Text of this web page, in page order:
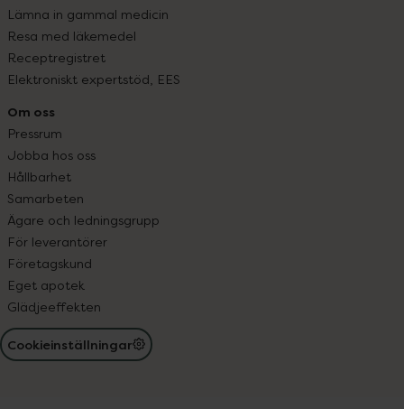
Lämna in gammal medicin
Resa med läkemedel
Receptregistret
Elektroniskt expertstöd, EES
Om oss
Pressrum
Jobba hos oss
Hållbarhet
Samarbeten
Ägare och ledningsgrupp
För leverantörer
Företagskund
Eget apotek
Glädjeeffekten
Cookieinställningar